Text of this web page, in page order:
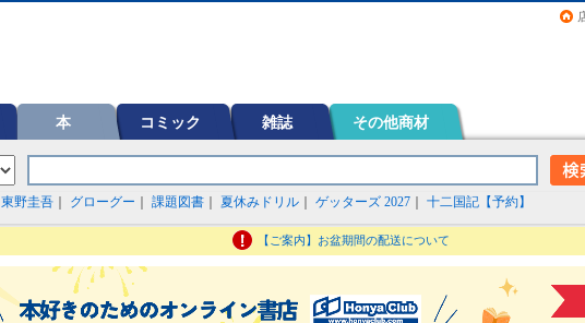
本 コミック 雑誌 その他商材
東野圭吾 グローグー 課題図書 夏休みドリル ゲッターズ 2027 十二国記【予約】
【ご案内】お盆期間の配送について